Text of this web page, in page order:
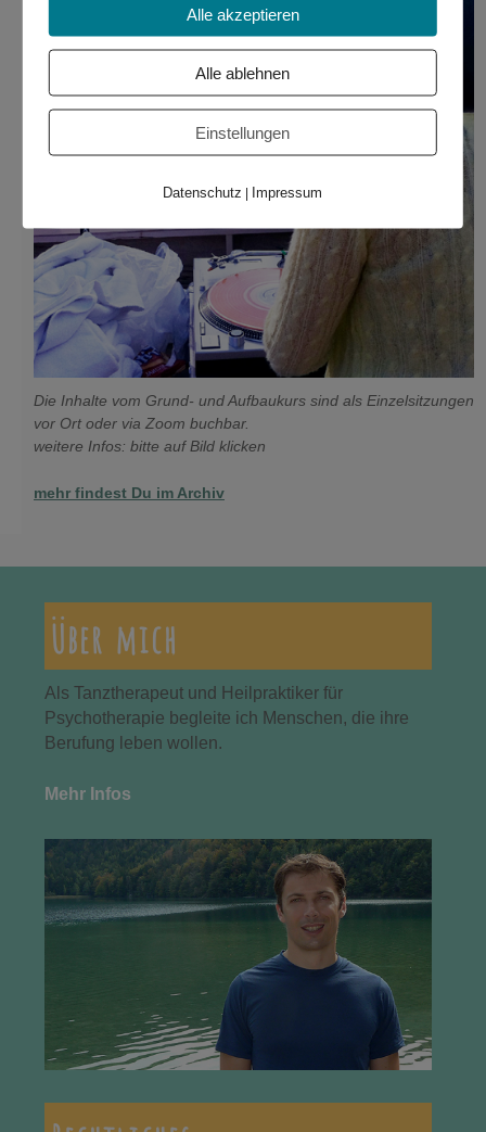
Die Inhalte vom Grund- und Aufbaukurs sind als Einzelsitzungen
vor Ort oder via Zoom buchbar.
weitere Infos: bitte auf Bild klicken
mehr findest Du im Archiv
Über mich
Als Tanztherapeut und Heilpraktiker für
Psychotherapie begleite ich Menschen, die ihre
Berufung leben wollen.
Mehr Infos
Alle akzeptieren
Alle ablehnen
Einstellungen
Datenschutz | Impressum